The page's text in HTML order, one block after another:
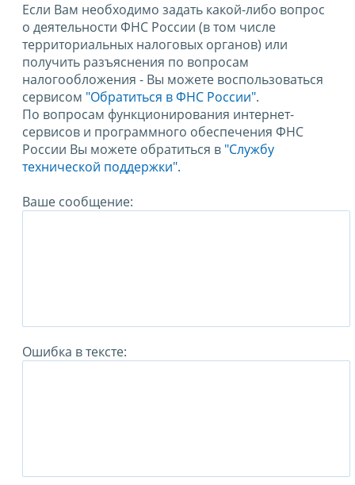
Если Вам необходимо задать какой-либо вопрос
о деятельности ФНС России (в том числе
территориальных налоговых органов) или
получить разъяснения по вопросам
налогообложения - Вы можете воспользоваться
сервисом "Обратиться в ФНС России".
По вопросам функционирования интернет-
сервисов и программного обеспечения ФНС
России Вы можете обратиться в "Службу
технической поддержки".
Ваше сообщение:
Ошибка в тексте: